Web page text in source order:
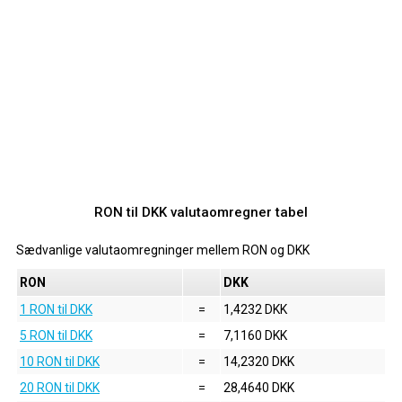
RON til DKK valutaomregner tabel
Sædvanlige valutaomregninger mellem RON og DKK
RON
DKK
1 RON til DKK
=
1,4232 DKK
5 RON til DKK
=
7,1160 DKK
10 RON til DKK
=
14,2320 DKK
20 RON til DKK
=
28,4640 DKK